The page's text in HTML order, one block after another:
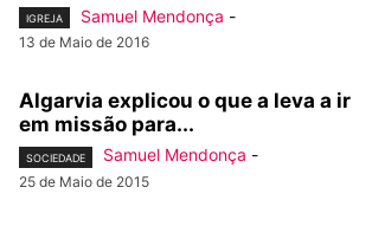
IGREJA Samuel Mendonça -
13 de Maio de 2016
Algarvia explicou o que a leva a ir
em missão para...
SOCIEDADE Samuel Mendonça -
25 de Maio de 2015